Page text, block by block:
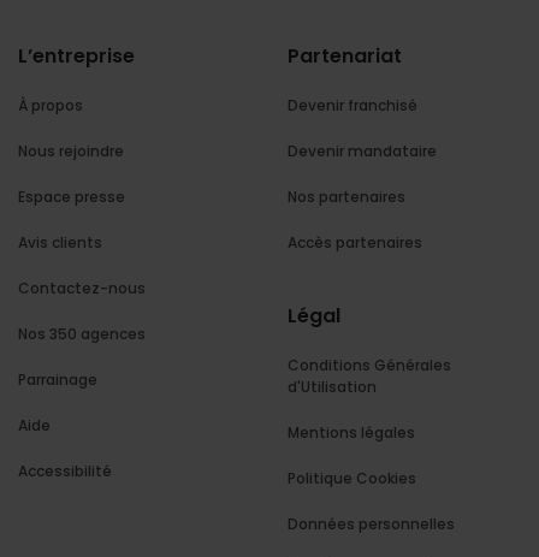
L’entreprise
À propos
Nous rejoindre
Espace presse
Avis clients
Contactez-nous
Nos 350 agences
Parrainage
Aide
Accessibilité
Partenariat
Devenir franchisé
Devenir mandataire
Nos partenaires
Accès partenaires
Légal
Conditions Générales
d'Utilisation
Mentions légales
Politique Cookies
Données personnelles